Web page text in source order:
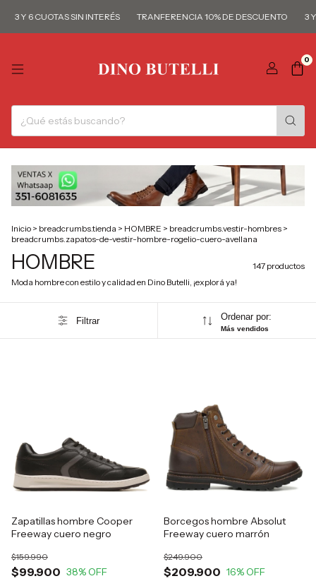
6 CUOTAS SIN INTERÉS TRANFERENCIA 10% DE DESCUENTO 3 Y 6
0
Inicio > breadcrumbs.tienda > HOMBRE > breadcrumbs.vestir-hombres >
breadcrumbs.zapatos-de-vestir-hombre-rogelio-cuero-avellana
HOMBRE
147 productos
Moda hombre con estilo y calidad en Dino Butelli, ¡explorá ya!
Filtrar Ordenar por:
Más vendidos
Zapatillas hombre Cooper
Freeway cuero negro
$99.900
$159.990
38% OFF
Borcegos hombre Absolut
Freeway cuero marrón
$209.900
$249.900
16% OFF